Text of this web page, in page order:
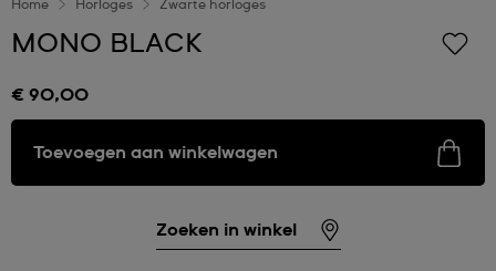
Home Horloges Zwarte horloges
MONO BLACK
€ 90,00
Toevoegen aan winkelwagen
Zoeken in winkel